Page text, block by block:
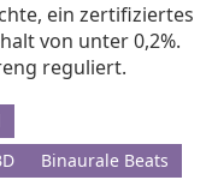
ein zertifiziertes
von unter 0,2%.
reguliert.
Binaurale Beats